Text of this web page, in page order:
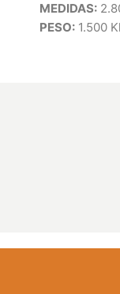
MEDIDAS:
PESO: 1.500 Kl